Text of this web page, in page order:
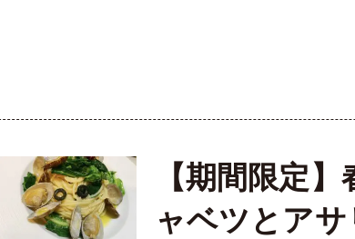
【期間限定】
ャベツとアサ